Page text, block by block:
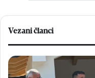
Vezani članci
Blagoslovljena
kapelica